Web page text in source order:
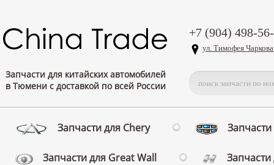
Запчасти для китайских автомобилей
в Тюмени с доставкой по всей России
+7 (904) 498-
ул. Тимофея
Запчасти для Chery
Запчасти для Great Wall